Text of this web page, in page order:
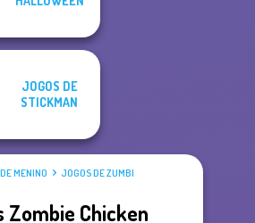
JOGOS DE
STICKMAN
MENINO JOGOS DE ZUMBI
Zombie Chicken